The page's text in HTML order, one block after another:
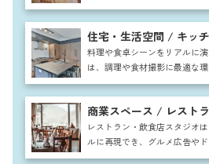
ングや寝室など実際の住まい
告やドラマ、雑誌撮影に幅広
風や家族団らんシーンも自然
しをリアルに再現できるのが
住宅・生活空間 / キッ
料理や食卓シーンをリアルに
は、調理や食材撮影に最適な
的な雰囲気まで対応し、雑誌
用可能。自然な生活感を取り
シピ動画、食品パッケージ撮
きます。
商業スペース / レスト
レストラン・飲食店スタジオ
ルに再現でき、グルメ広告や
す。テーブル席やカウンター